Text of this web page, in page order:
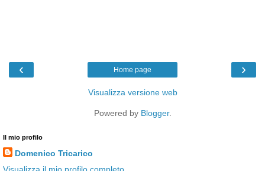
‹ ›
Home page
Visualizza versione web
Powered by Blogger.
Il mio profilo
Domenico Tricarico
Visualizza il mio profilo completo